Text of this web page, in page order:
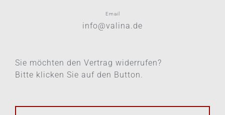
Email
info@valina.de
Sie möchten den Vertrag widerrufen?
Bitte klicken Sie auf den Button.